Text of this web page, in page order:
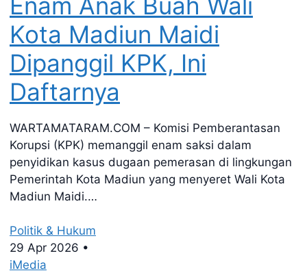
Kota Madiun Maidi
Dipanggil KPK, Ini
Daftarnya
WARTAMATARAM.COM – Komisi Pemberantasan
Korupsi (KPK) memanggil enam saksi dalam
penyidikan kasus dugaan pemerasan di lingkungan
Pemerintah Kota Madiun yang menyeret Wali Kota
Madiun Maidi.…
Politik & Hukum
29 Apr 2026 •
iMedia